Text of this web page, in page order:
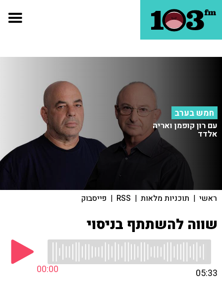
חמש בערב
עם רון קופמן ואריה
אלדד
ראשי | תוכניות מלאות |
RSS
| פייסבוק
שווה להשתתף בניסוי
00:00 05:33